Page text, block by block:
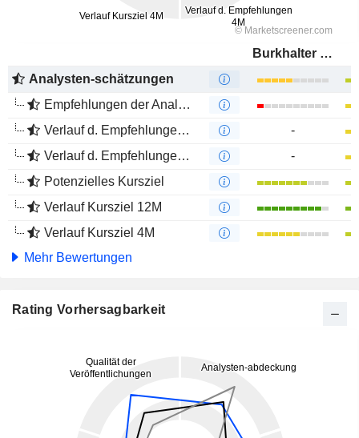
Burkhalter Holding AG
Analysten-schätzungen
Empfehlungen der Analysten
Verlauf d. Empfehlungen 12M
-
Verlauf d. Empfehlungen 4M
-
Potenzielles Kursziel
Verlauf Kursziel 12M
Verlauf Kursziel 4M
Mehr Bewertungen
Rating Vorhersagbarkeit